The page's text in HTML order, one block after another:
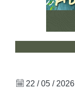
22 / 05 / 2026